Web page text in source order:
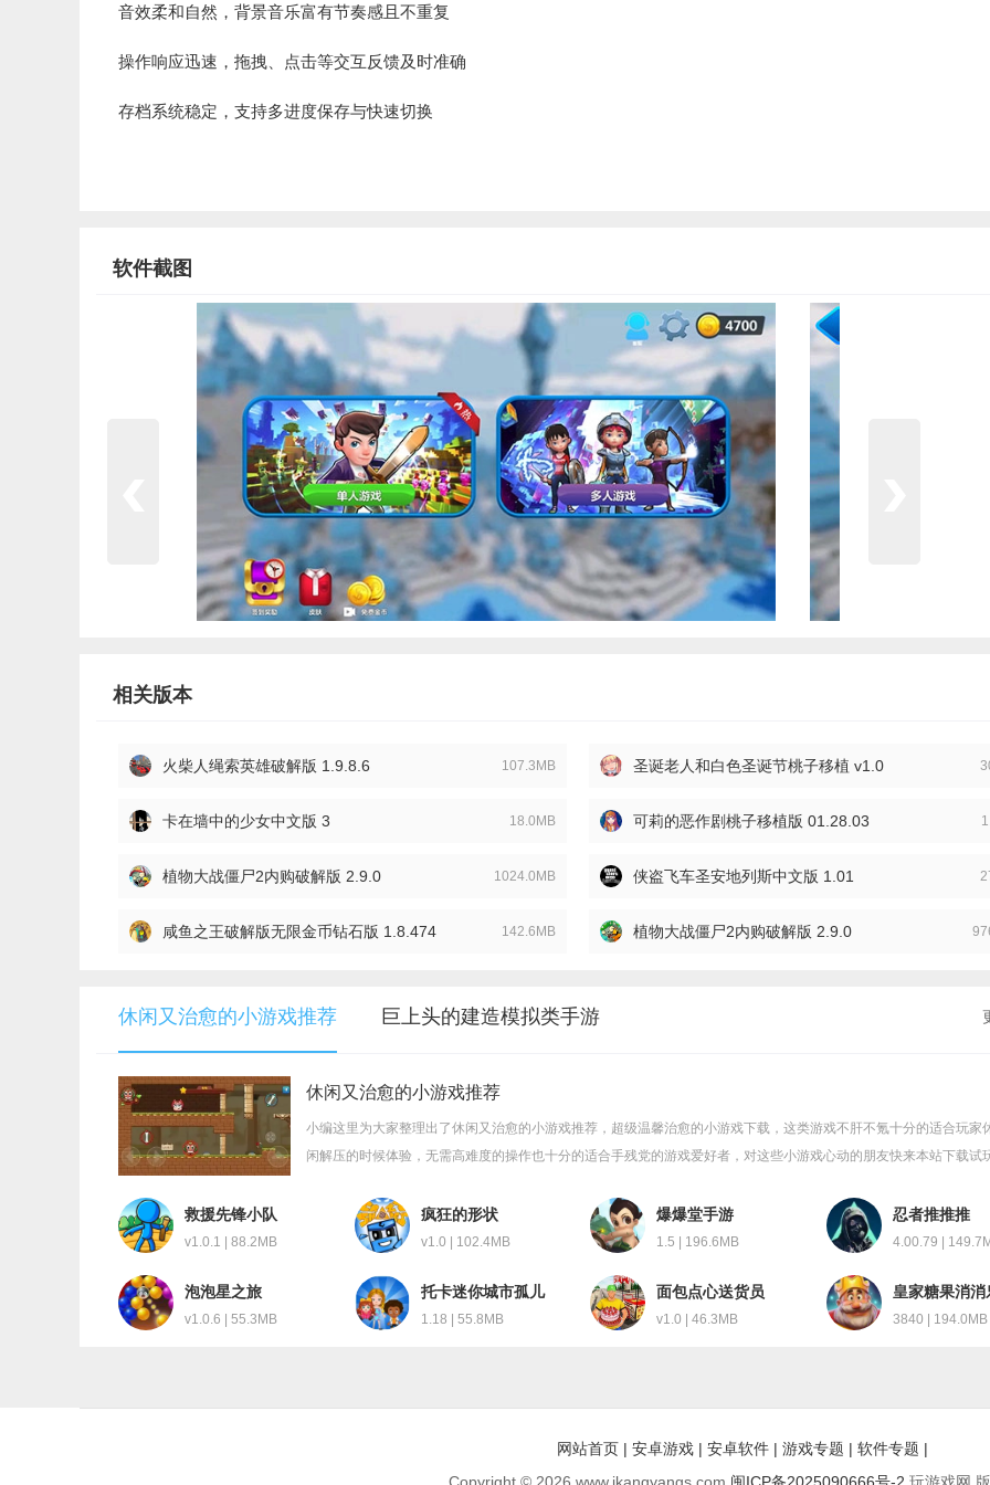
音效柔和自然，背景音乐富有节奏感且不重复
操作响应迅速，拖拽、点击等交互反馈及时准确
存档系统稳定，支持多进度保存与快速切换
软件截图
相关版本
火柴人绳索英雄破解版 1.9.8.6 107.3MB 圣诞老人和白色圣诞节桃子移植 v1.0
卡在墙中的少女中文版 3 18.0MB 可莉的恶作剧桃子移植版 01.28.03
植物大战僵尸2内购破解版 2.9.0 1024.0MB 侠盗飞车圣安地列斯中文版 1.01
咸鱼之王破解版无限金币钻石版 1.8.474 142.6MB 植物大战僵尸2内购破解版 2.9.0
休闲又治愈的小游戏推荐 巨上头的建造模拟类手游
休闲又治愈的小游戏推荐
小编这里为大家整理出了休闲又治愈的小游戏推荐，超级温馨治愈的小游戏下载，这类游戏不肝不氪十分的适合玩家
闲解压的时候体验，无需高难度的操作也十分的适合手残党的游戏爱好者，对这些小游戏心动的朋友快来本站下载试
救援先锋小队
v1.0.1 | 88.2MB
疯狂的形状
v1.0 | 102.4MB
爆爆堂手游
1.5 | 196.6MB
忍者推推推
4.00.79 |
泡泡星之旅
v1.0.6 | 55.3MB
托卡迷你城市孤儿
院
1.18 | 55.8MB
面包点心送货员
v1.0 | 46.3MB
皇家糖果消消
3840 | 194.0MB
网站首页 | 安卓游戏 | 安卓软件 | 游戏专题 | 软件专题 |